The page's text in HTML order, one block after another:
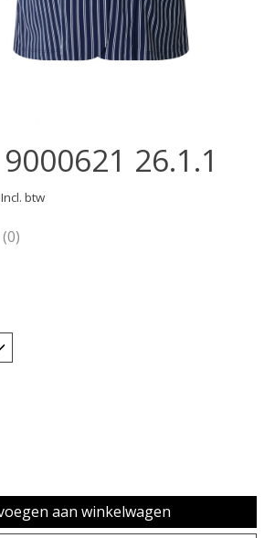
26.1.1
Incl. btw
dit product is
(0)
aan winkelwagen